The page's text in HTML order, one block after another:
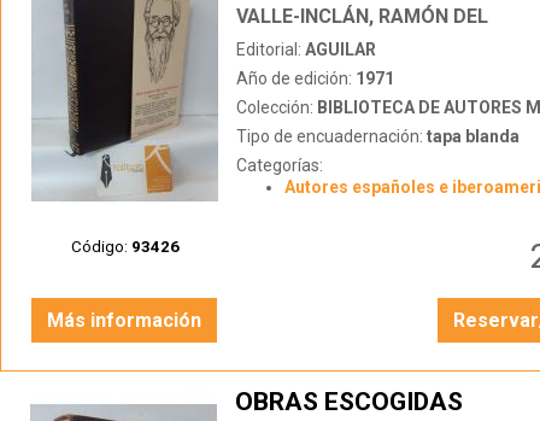
Código: 93426
VALLE-INCLÁN, RAMÓN DEL
Editorial: AGUILAR
Año de edición: 1971
Colección: BIBLIOTECA DE AUTORES
Tipo de encuadernación: tapa blanda
Categorías:
Autores españoles e
Más información
OBRAS ESCOGIDAS